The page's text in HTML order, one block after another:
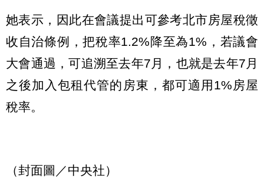
她表示，因此在會議提出可參考北市房屋稅徵
收自治條例，把稅率1.2%降至為1%，若議會
大會通過，可追溯至去年7月，也就是去年7月
之後加入包租代管的房東，都可適用1%房屋
稅率。
（封面圖／中央社）